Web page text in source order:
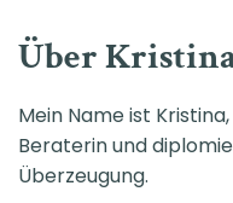
Über
Mein Name ist
Beraterin und
Überzeugung.